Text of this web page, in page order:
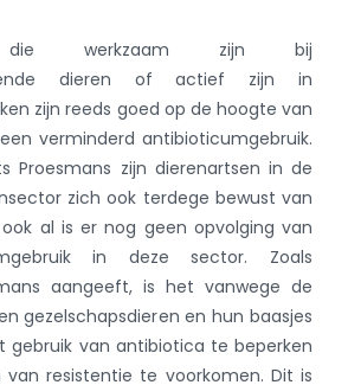
die werkzaam zijn bij
dieren of actief zijn in
zijn reeds goed op de hoogte van
verminderd antibioticumgebruik.
Proesmans zijn dierenartsen in de
zich ook terdege bewust van
al is er nog geen opvolging van
in deze sector. Zoals
aangeeft, is het vanwege de
gezelschapsdieren en hun baasjes
gebruik van antibiotica te beperken
resistentie te voorkomen. Dit is